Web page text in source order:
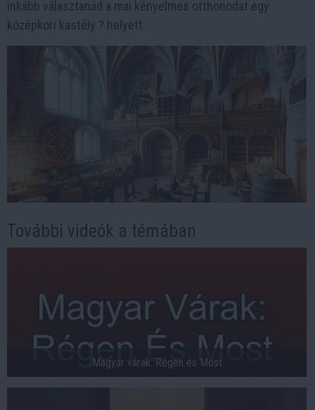
inkább választanád a mai kényelmes otthonodat egy
középkori kastély ? helyett.
További videók a témában
Magyar várak: Régen és Most